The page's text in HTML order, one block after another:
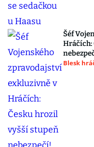
Šéf
Hráčích:
Blesk